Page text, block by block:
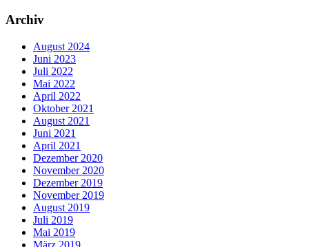
Archiv
August 2024
Juni 2023
Juli 2022
Mai 2022
April 2022
Oktober 2021
August 2021
Juni 2021
April 2021
Dezember 2020
November 2020
Dezember 2019
November 2019
August 2019
Juli 2019
Mai 2019